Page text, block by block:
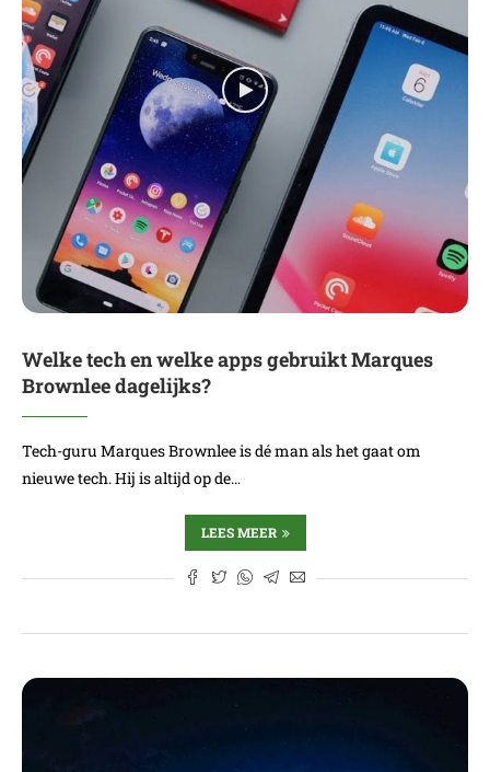
Welke tech en welke apps gebruikt Marques
Brownlee dagelijks?
Tech-guru Marques Brownlee is dé man als het gaat om
nieuwe tech. Hij is altijd op de…
LEES MEER